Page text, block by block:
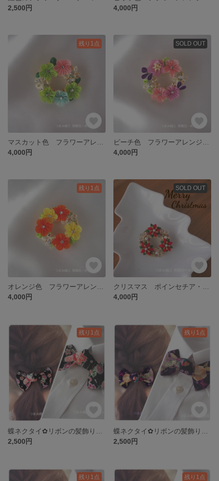
2,500円
4,000円
残り1点
4,000円
SOLD OUT
4,000円
残り1点
4,000円
SOLD OUT
4,000円
残り1点
2,500円
残り1点
2,500円
残り1点 残り1点